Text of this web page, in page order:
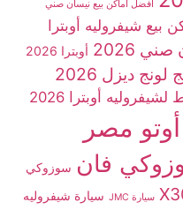
أفضل أماكن بيع نيسان صني
بيع شيفروليه أوبترا
2026 أوبترا 2026
ديزل 2026
أوبترا 2026
أوتو مصر
فان سوزوكي
سيارة JMC
سيارة شيفروليه